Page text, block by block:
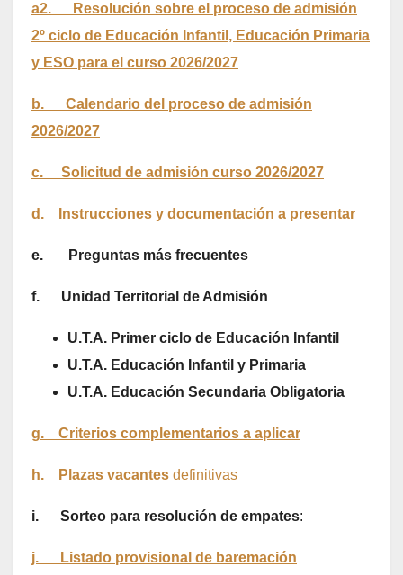
a2. Resolución sobre el proceso de admisión
2º ciclo de Educación Infantil, Educación Primaria
y ESO para el curso 2026/2027
b. Calendario del proceso de admisión
2026/2027
c. Solicitud de admisión curso 2026/2027
d. Instrucciones y documentación a presentar
e. Preguntas más frecuentes
f. Unidad Territorial de Admisión
U.T.A. Primer ciclo de Educación Infantil
U.T.A. Educación Infantil y Primaria
U.T.A. Educación Secundaria Obligatoria
g. Criterios complementarios a aplicar
h. Plazas vacantes definitivas
i. Sorteo para resolución de empates:
j. Listado provisional de baremación